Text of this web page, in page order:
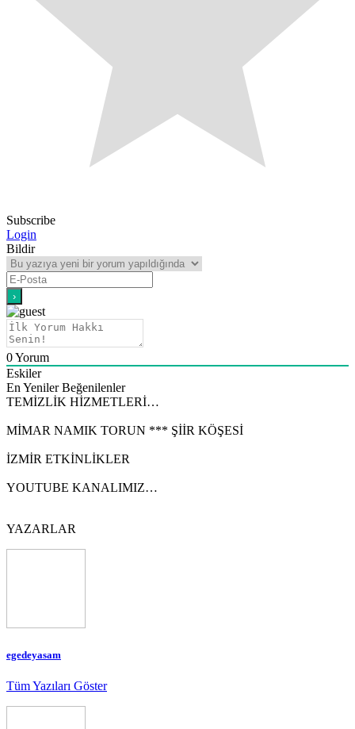
Subscribe
Login
Bildir
0Yorum
Eskiler
En Yeniler Beğenilenler
TEMİZLİK HİZMETLERİ…
MİMAR NAMIK TORUN *** ŞİİR KÖŞESİ
İZMİR ETKİNLİKLER
YOUTUBE KANALIMIZ…
YAZARLAR
egedeyasam
Tüm Yazıları Göster